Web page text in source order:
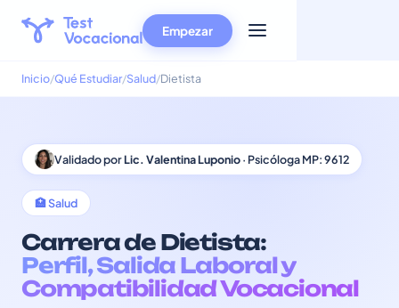
Empezar
Inicio Qué Estudiar Salud Dietista
Validado porLic. Valentina Luponio· Psicóloga MP: 9612
🏥 Salud
Carrera de Dietista:
Perfil, Salida Laboral y
Compatibilidad Vocacional